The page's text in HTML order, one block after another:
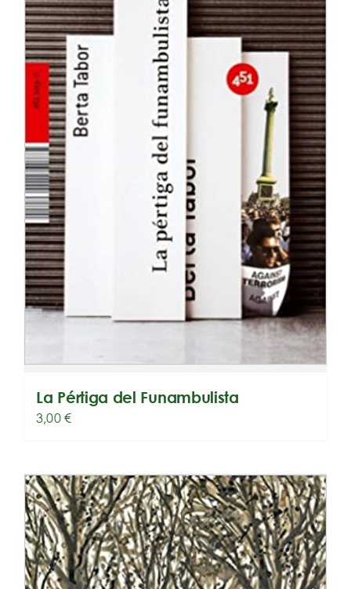
La Pértiga del Funambulista
3,00€